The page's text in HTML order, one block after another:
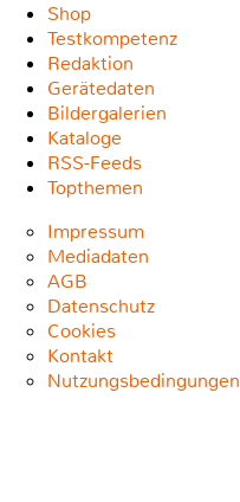
Shop
Testkompetenz
Redaktion
Gerätedaten
Bildergalerien
Kataloge
RSS-Feeds
Topthemen
Impressum
Mediadaten
AGB
Datenschutz
Cookies
Kontakt
Nutzungsbedingungen